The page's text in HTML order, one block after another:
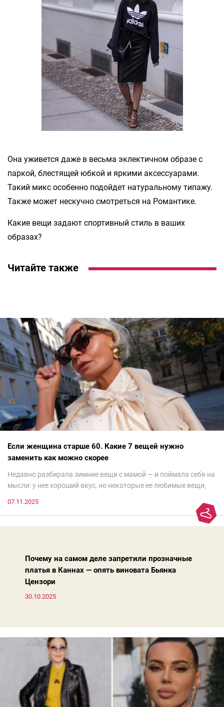
Она уживется даже в весьма эклектичном образе с
паркой, блестящей юбкой и яркими аксессуарами.
Такий микс особенно подойдет натуральному типажу.
Также может нескучно смотреться на Романтике.
Какие вещи задают спортивный стиль в ваших
образах?
Читайте также
Если женщина старше 60. Какие 7 вещей нужно
заменить как можно скорее
Недавно разбирала зимние вещи с мамой — и поймала себя на
мысли: у нее хороший вкус, но некоторые ее любимые вещи,
моды. Вовсе нет.Проблема в том, что сама мода сделала шаг
07.11.2025
Почему на самом деле запретили прозначные
платья в Каннах — опять виновата Бьянка
Цензори
30.10.2025